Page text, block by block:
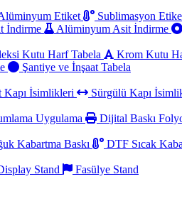
Etiket Sublimasyon
İndirme Alüminyum Asit İndirme
Kutu Harf Tabela Krom Kutu
Şantiye ve İnşaat Tabela
Kapı İsimlikleri Sürgülü Kapı
Uygulama Dijital Baskı
Kabartma Baskı DTF Sıcak
Stand
Fasülye Stand